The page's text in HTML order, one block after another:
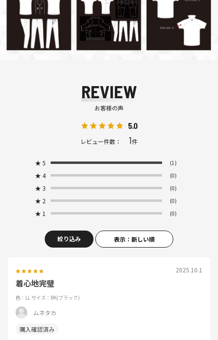
REVIEW
お客様の声
5.0
レビュー件数： 1件
★ 5 (1)
★ 4 (0)
★ 3 (0)
★ 2 (0)
★ 1 (0)
絞り込み 表示：新しい順
2025.10.1
着心地完璧
色：LL サイズ：BK(ブラック)
ムネタカ